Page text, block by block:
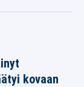
kovaan